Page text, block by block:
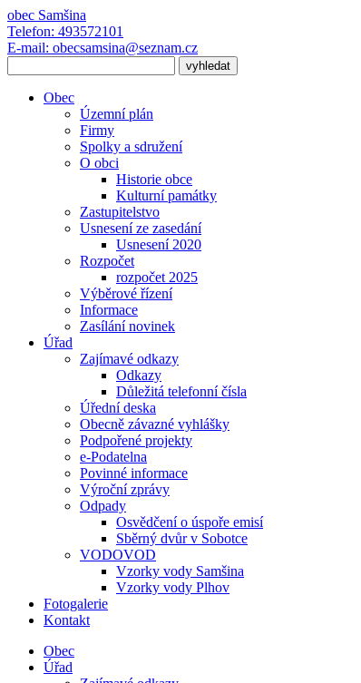
obec Samšina
Telefon: 493572101
E-mail: obecsamsina@seznam.cz
Obec
Územní plán
Firmy
Spolky a sdružení
O obci
Historie obce
Kulturní památky
Zastupitelstvo
Usnesení ze zasedání
Usnesení 2020
Rozpočet
rozpočet 2025
Výběrové řízení
Informace
Zasílání novinek
Úřad
Zajímavé odkazy
Odkazy
Důležitá telefonní čísla
Úřední deska
Obecně závazné vyhlášky
Podpořené projekty
e-Podatelna
Povinné informace
Výroční zprávy
Odpady
Osvědčení o úspoře emisí
Sběrný dvůr v Sobotce
VODOVOD
Vzorky vody Samšina
Vzorky vody Plhov
Fotogalerie
Kontakt
Obec
Úřad